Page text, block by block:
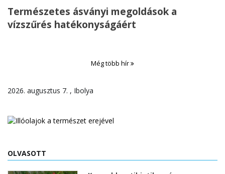
Természetes ásványi megoldások a
vízszűrés hatékonyságáért
Még több hír
2026. augusztus 7. , Ibolya
OLVASOTT